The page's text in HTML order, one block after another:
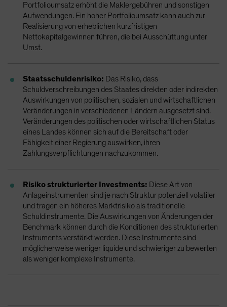
Portfolioumsatz erhöht die Maklergebühren und sonstigen
Aufwendungen. Ein hoher Portfolioumsatz kann auch zur
Realisierung von erheblichen kurzfristigen
Nettokapitalgewinnen führen, die bei Ausschüttung unter
Umst.
Staatsschuldenrisiko: Das Risiko, dass
Schuldverschreibungen des Staates direkten oder indirekten
Auswirkungen von politischen, sozialen und wirtschaftlichen
Veränderungen in verschiedenen Ländern ausgesetzt sind.
Veränderungen des politischen oder wirtschaftlichen Status
eines Landes können sich auf die Bereitschaft oder
Fähigkeit einer Regierung auswirken, ihren
Zahlungsverpflichtungen nachzukommen.
Risiko strukturierter Investments: Diese Art von
Anlageinstrumenten sind je nach Struktur potenziell volatiler
und tragen ein höheres Marktrisiko als traditionelle
Schuldinstrumente. Die Auswirkungen von Änderungen der
Benchmark können durch die Konditionen des strukturierten
Instruments verstärkt werden. Diese Instrumente sind
möglicherweise weniger liquide und schwieriger zu bewerten
als weniger komplexe Instrumente.